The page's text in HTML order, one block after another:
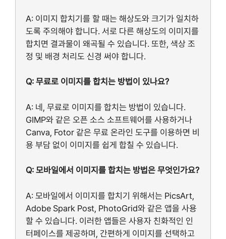
A: 이미지 합치기를 할 때는 해상도와 크기가 일치하
도록 주의해야 합니다. 서로 다른 해상도의 이미지를
합치면 결과물이 왜곡될 수 있습니다. 또한, 색상 조
정 및 배경 처리도 신경 써야 합니다.
Q: 무료로 이미지를 합치는 방법이 있나요?
A: 네, 무료로 이미지를 합치는 방법이 있습니다.
GIMP와 같은 오픈 소스 소프트웨어를 사용하거나
Canva, Fotor 같은 무료 온라인 도구를 이용하면 비
용 부담 없이 이미지를 쉽게 합칠 수 있습니다.
Q: 모바일에서 이미지를 합치는 방법은 무엇인가요?
A: 모바일에서 이미지를 합치기 위해서는 PicsArt,
Adobe Spark Post, PhotoGrid와 같은 앱을 사용
할 수 있습니다. 이러한 앱들은 사용자 친화적인 인
터페이스를 제공하며, 간편하게 이미지를 선택하고